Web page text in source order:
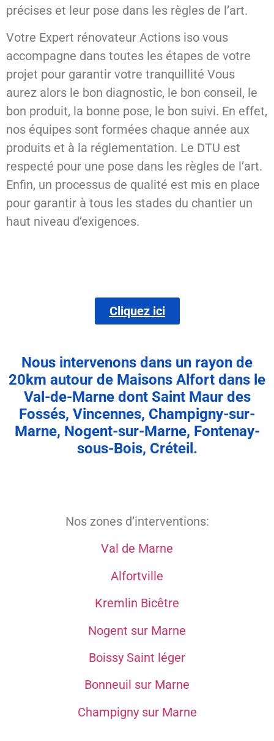
précises et leur pose dans les règles de l’art.
Votre Expert rénovateur Actions iso vous
accompagne dans toutes les étapes de votre
projet pour garantir votre tranquillité Vous
aurez alors le bon diagnostic, le bon conseil, le
bon produit, la bonne pose, le bon suivi. En effet,
nos équipes sont formées chaque année aux
produits et à la réglementation. Le DTU est
respecté pour une pose dans les règles de l’art.
Enfin, un processus de qualité est mis en place
pour garantir à tous les stades du chantier un
haut niveau d’exigences.
Cliquez ici
Nous intervenons dans un rayon de
20km autour de Maisons Alfort dans le
Val-de-Marne dont Saint Maur des
Fossés, Vincennes, Champigny-sur-
Marne, Nogent-sur-Marne, Fontenay-
sous-Bois, Créteil.
Nos zones d’interventions:
Val de Marne
Alfortville
Kremlin Bicêtre
Nogent sur Marne
Boissy Saint léger
Bonneuil sur Marne
Champigny sur Marne